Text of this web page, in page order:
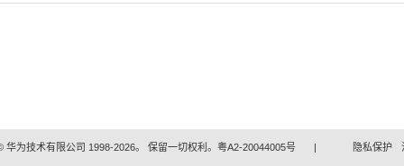
华为技术有限公司 1998-2026。 保留一切权利。粤A2-20044005号 | 隐私保护